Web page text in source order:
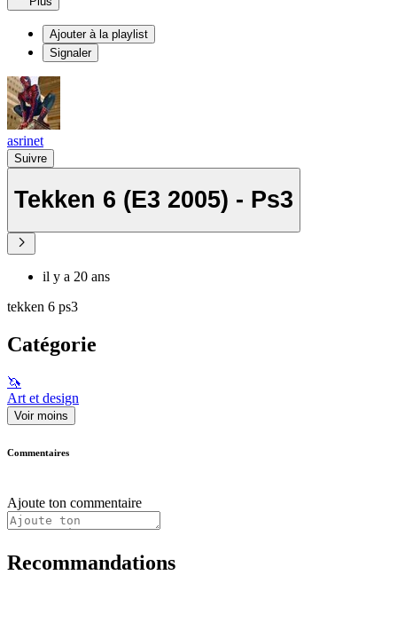
Ajouter à la playlist
Signaler
asrinet
Suivre
Tekken 6 (E3 2005) - Ps3
il y a 20 ans
tekken 6 ps3
Catégorie
🦄
Art et design
Voir moins
Commentaires
Ajoute ton commentaire
Recommandations